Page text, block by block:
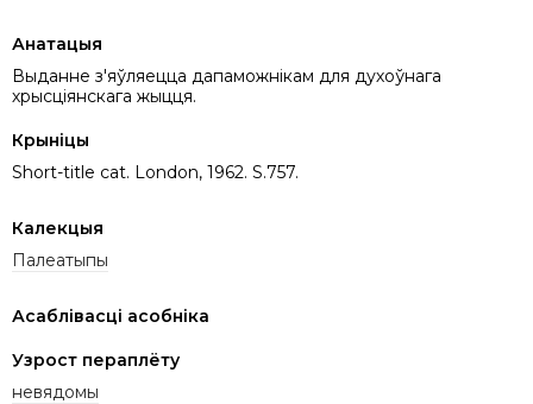
Анатацыя
Выданне з'яўляецца дапаможнікам для духоўнага
хрысціянскага жыцця.
Крыніцы
Short-title cat. London, 1962. S.757.
Калекцыя
Палеатыпы
Асаблівасці асобніка
Узрост пераплёту
невядомы